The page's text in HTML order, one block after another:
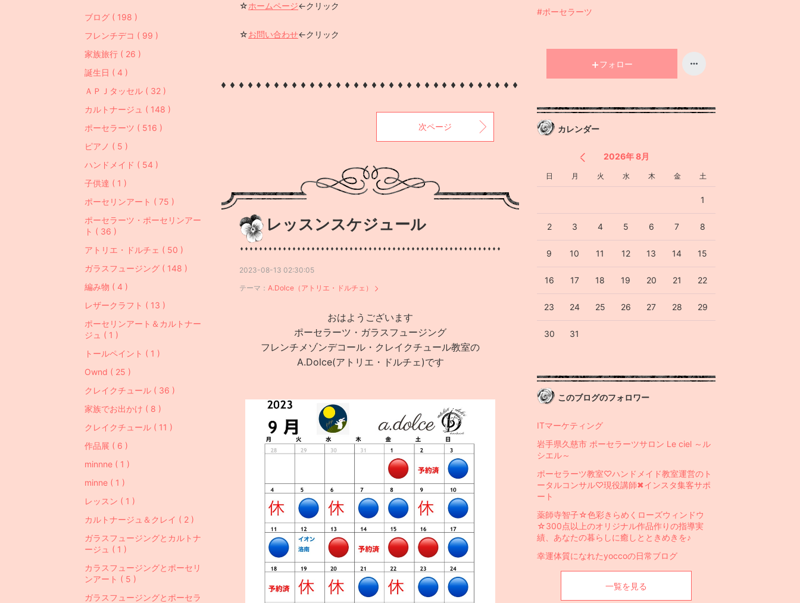
☆ホームページ←クリック
☆お問い合わせ←クリック
次ページ
レッスンスケジュール
2023-08-13 02:30:05
テーマ： A.Dolce（アトリエ・ドルチェ）
おはようございます
ポーセラーツ・ガラスフュージング
フレンチメゾンデコール・クレイクチュール教室の
A.Dolce(アトリエ・ドルチェ)です
#ポーセラーツ
フォロー
カレンダー
2026年 8月
日 月 火 水 木 金 土
1
2 3 4 5 6 7 8
9 10 11 12 13 14 15
16 17 18 19 20 21 22
23 24 25 26 27 28 29
30 31
このブログのフォロワー
ITマーケティング
岩手県久慈市 ポーセラーツサロン Le ciel ～ル
シエル～
ポーセラーツ教室♡ハンドメイド教室運営のト
ータルコンサル♡現役講師✖︎インスタ集客サポ
ート
薬師寺智子☆色彩きらめくローズウィンドウ
☆300点以上のオリジナル作品作りの指導実
績、あなたの暮らしに癒しとときめきを♪
幸運体質になれたyoccoの日常ブログ
一覧を見る
ブログ ( 198 )
フレンチデコ ( 99 )
家族旅行 ( 26 )
誕生日 ( 4 )
ＡＰＪタッセル ( 32 )
カルトナージュ ( 148 )
ポーセラーツ ( 516 )
ピアノ ( 5 )
ハンドメイド ( 54 )
子供達 ( 1 )
ポーセリンアート ( 75 )
ポーセラーツ・ポーセリンアー
ト ( 36 )
アトリエ・ドルチェ ( 50 )
ガラスフュージング ( 148 )
編み物 ( 4 )
レザークラフト ( 13 )
ポーセリンアート＆カルトナー
ジュ ( 1 )
トールペイント ( 1 )
Ownd ( 25 )
クレイクチュール ( 36 )
家族でお出かけ ( 8 )
クレイクチュール ( 11 )
作品展 ( 6 )
minnne ( 1 )
minne ( 1 )
レッスン ( 1 )
カルトナージュ＆クレイ ( 2 )
ガラスフュージングとカルトナ
ージュ ( 1 )
カラスフュージングとポーセリ
ンアート ( 5 )
ガラスフュージングとポーセラ